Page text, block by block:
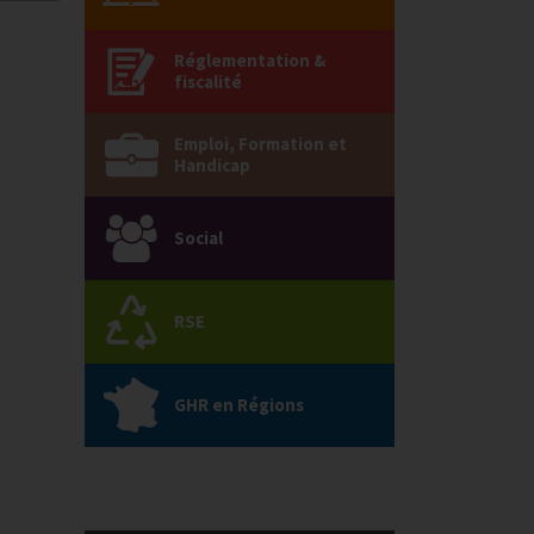
Réglementation &
fiscalité
Emploi, Formation et
Handicap
Social
RSE
GHR en Régions